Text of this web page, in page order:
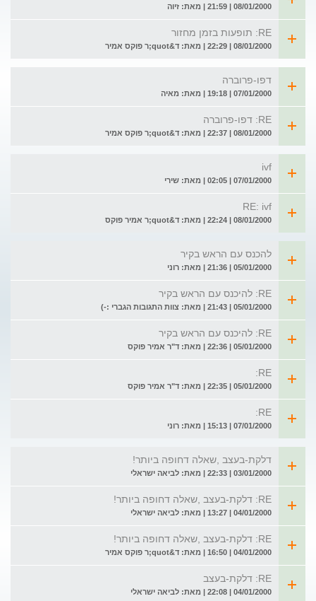
08/01/2000 | 21:59 | מאת: זיוה
RE: תופעות בזמן מחזור
08/01/2000 | 22:29 | מאת: ד&quot;ר פוקס אמיר
דפו-פרוברה
07/01/2000 | 19:18 | מאת: מאיה
RE: דפו-פרוברה
08/01/2000 | 22:37 | מאת: ד&quot;ר פוקס אמיר
ivf
07/01/2000 | 02:05 | מאת: שירי
RE: ivf
08/01/2000 | 22:24 | מאת: ד&quot;ר אמיר פוקס
להכנס עם הראש בקיר
05/01/2000 | 21:36 | מאת: רוני
RE: להיכנס עם הראש בקיר
05/01/2000 | 21:43 | מאת: צוות התגובות הגברי :-)
RE: להיכנס עם הראש בקיר
05/01/2000 | 22:36 | מאת: ד"ר אמיר פוקס
RE:
05/01/2000 | 22:35 | מאת: ד"ר אמיר פוקס
RE:
07/01/2000 | 15:13 | מאת: רוני
דלקת-בעצב ,שאלה דחופה ביותר!
03/01/2000 | 22:33 | מאת: לביאה ישראלי
RE: דלקת-בעצב ,שאלה דחופה ביותר!
04/01/2000 | 13:27 | מאת: לביאה ישראלי
RE: דלקת-בעצב ,שאלה דחופה ביותר!
04/01/2000 | 16:50 | מאת: ד&quot;ר פוקס אמיר
RE: דלקת-בעצב
04/01/2000 | 22:08 | מאת: לביאה ישראלי